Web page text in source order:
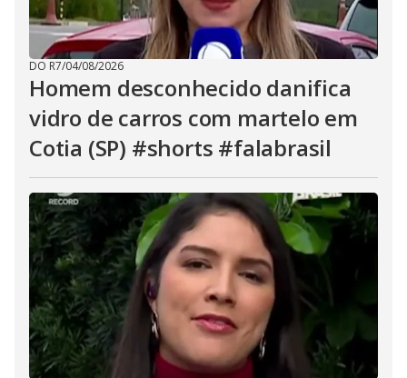
DO R7/04/08/2026
Homem desconhecido danifica
vidro de carros com martelo em
Cotia (SP) #shorts #falabrasil